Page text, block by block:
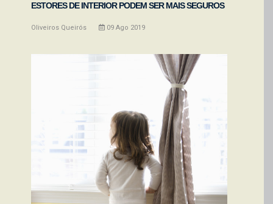
ESTORES DE INTERIOR PODEM SER MAIS SEGUROS
Oliveiros Queirós 09 Ago 2019